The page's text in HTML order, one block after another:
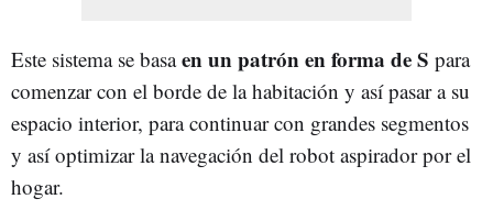
Este sistema se basaen un patrón en forma de S para
comenzar con el borde de la habitación y así pasar a su
espacio interior, para continuar con grandes segmentos
y así optimizar la navegación del robot aspirador por el
hogar.